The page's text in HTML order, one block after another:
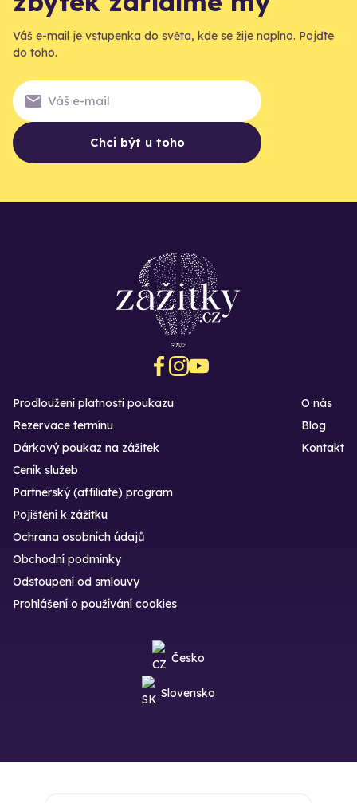
Váš e-mail je vstupenka do světa, kde se žije naplno. Pojďte
do toho.
Chci být u toho
Prodloužení platnosti poukazu
Rezervace termínu
Dárkový poukaz na zážitek
O nás
Blog
Kontakt
Ceník služeb
Partnerský (affiliate) program
Pojištění k zážitku
Ochrana osobních údajů
Obchodní podmínky
Odstoupení od smlouvy
Prohlášení o používání cookies
Česko
Slovensko